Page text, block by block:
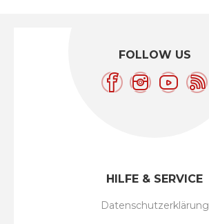
FOLLOW US
HILFE & SERVICE
Datenschutzerklärung